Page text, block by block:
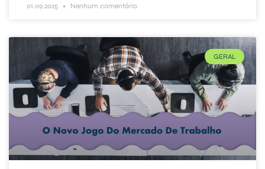
01.09.2025 Nenhum comentário
GERAL